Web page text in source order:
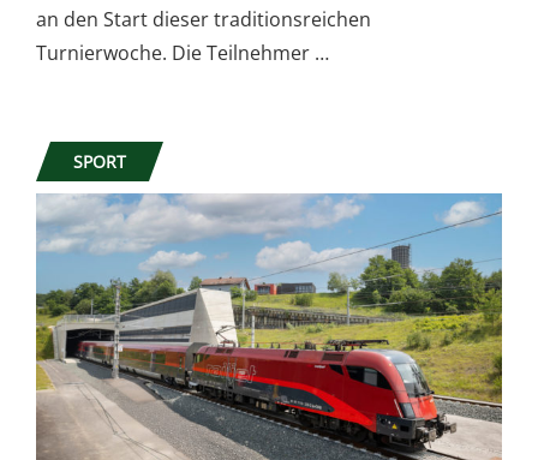
an den Start dieser traditionsreichen
Turnierwoche. Die Teilnehmer …
SPORT